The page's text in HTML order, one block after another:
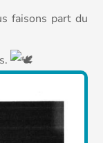
faisons part du